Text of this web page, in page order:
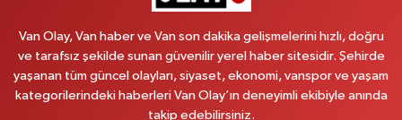
MAHMUDİYE MAH.ATATÜRK CAD.NO:17B
0 (531) 621 69 65 Yol Tarifi Al
Onay Eczanesi
Van Olay, Van haber ve Van son dakika gelişmelerini hızlı, doğru
ve tarafsız şekilde sunan güvenilir yerel haber sitesidir. Şehirde
yaşanan tüm güncel olayları, siyaset, ekonomi, vanspor ve yaşam
kategorilerindeki haberleri Van Olay’ın deneyimli ekibiyle anında
takip edebilirsiniz.